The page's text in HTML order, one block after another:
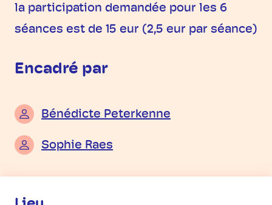
la participation demandée pour les 6
séances est de 15 eur (2,5 eur par séance)
Encadré par
Bénédicte Peterkenne
Sophie Raes